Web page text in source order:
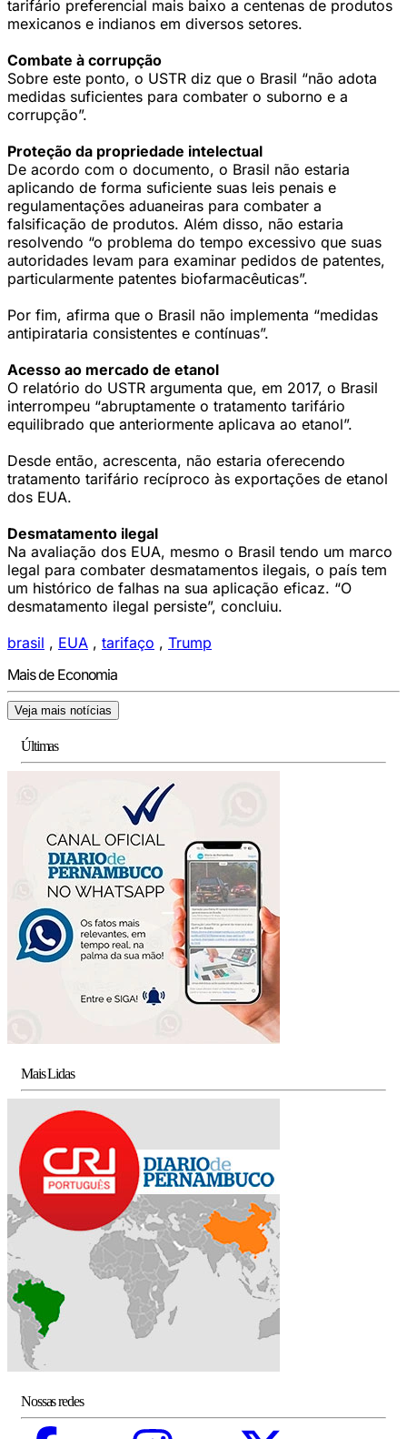
tarifário preferencial mais baixo a centenas de produtos
mexicanos e indianos em diversos setores.
Combate à corrupção
Sobre este ponto, o USTR diz que o Brasil “não adota
medidas suficientes para combater o suborno e a
corrupção”.
Proteção da propriedade intelectual
De acordo com o documento, o Brasil não estaria
aplicando de forma suficiente suas leis penais e
regulamentações aduaneiras para combater a
falsificação de produtos. Além disso, não estaria
resolvendo “o problema do tempo excessivo que suas
autoridades levam para examinar pedidos de patentes,
particularmente patentes biofarmacêuticas”.
Por fim, afirma que o Brasil não implementa “medidas
antipirataria consistentes e contínuas”.
Acesso ao mercado de etanol
O relatório do USTR argumenta que, em 2017, o Brasil
interrompeu “abruptamente o tratamento tarifário
equilibrado que anteriormente aplicava ao etanol”.
Desde então, acrescenta, não estaria oferecendo
tratamento tarifário recíproco às exportações de etanol
dos EUA.
Desmatamento ilegal
Na avaliação dos EUA, mesmo o Brasil tendo um marco
legal para combater desmatamentos ilegais, o país tem
um histórico de falhas na sua aplicação eficaz. “O
desmatamento ilegal persiste”, concluiu.
brasil , EUA , tarifaço , Trump
Mais de Economia
Veja mais notícias
Últimas
Mais Lidas
Nossas redes